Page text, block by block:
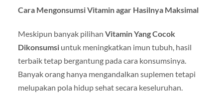
Cara Mengonsumsi Vitamin agar Hasilnya Maksimal
Meskipun banyak pilihan Vitamin Yang Cocok
Dikonsumsiuntuk meningkatkan imun tubuh, hasil
terbaik tetap bergantung pada cara konsumsinya.
Banyak orang hanya mengandalkan suplemen tetapi
melupakan pola hidup sehat secara keseluruhan.